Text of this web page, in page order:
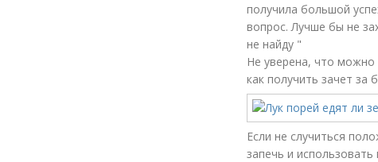
получила большой
вопрос. Лучше бы не
не найду "
Не уверена, что можно
как получить зачет за
Если не случиться
запечь и использовать